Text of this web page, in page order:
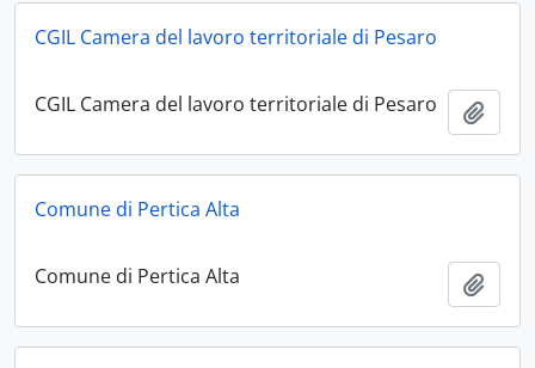
CGIL Camera del lavoro territoriale di Pesaro
CGIL Camera del lavoro territoriale di Pesaro
Comune di Pertica Alta
Comune di Pertica Alta